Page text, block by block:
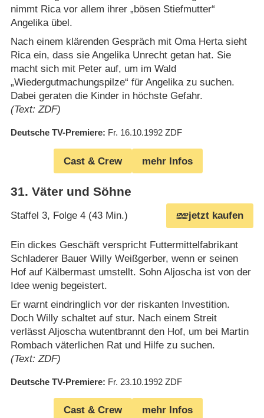
nimmt Rica vor allem ihrer „bösen Stiefmutter“
Angelika übel.
Nach einem klärenden Gespräch mit Oma Herta sieht
Rica ein, dass sie Angelika Unrecht getan hat. Sie
macht sich mit Peter auf, um im Wald
„Wiedergutmachungspilze“ für Angelika zu suchen.
Dabei geraten die Kinder in höchste Gefahr.
(Text: ZDF)
Deutsche TV-Premiere Fr. 16.10.1992 ZDF
Cast & Crew mehr Infos
31. Väter und Söhne
Staffel 3, Folge 4 (43 Min.) jetzt kaufen
Ein dickes Geschäft verspricht Futtermittelfabrikant
Schladerer Bauer Willy Weißgerber, wenn er seinen
Hof auf Kälbermast umstellt. Sohn Aljoscha ist von der
Idee wenig begeistert.
Er warnt eindringlich vor der riskanten Investition.
Doch Willy schaltet auf stur. Nach einem Streit
verlässt Aljoscha wutentbrannt den Hof, um bei Martin
Rombach väterlichen Rat und Hilfe zu suchen.
(Text: ZDF)
Deutsche TV-Premiere Fr. 23.10.1992 ZDF
Cast & Crew mehr Infos